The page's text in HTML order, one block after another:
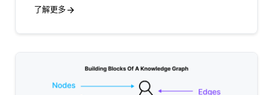
了解更多